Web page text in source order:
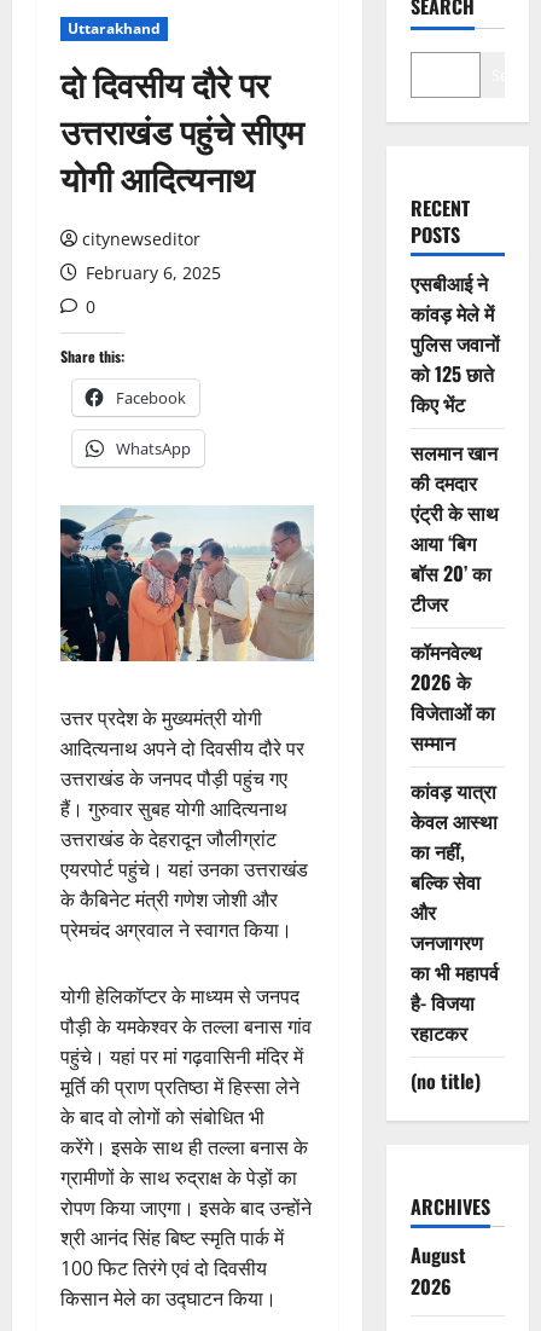
Uttarakhand
दो दिवसीय दौरे पर
उत्तराखंड पहुंचे सीएम
योगी आदित्यनाथ
citynewseditor
February 6, 2025
0
Share this:
Facebook
WhatsApp
उत्तर प्रदेश के मुख्यमंत्री योगी
आदित्यनाथ अपने दो दिवसीय दौरे पर
उत्तराखंड के जनपद पौड़ी पहुंच गए
हैं। गुरुवार सुबह योगी आदित्यनाथ
उत्तराखंड के देहरादून जौलीग्रांट
एयरपोर्ट पहुंचे। यहां उनका उत्तराखंड
के कैबिनेट मंत्री गणेश जोशी और
प्रेमचंद अग्रवाल ने स्वागत किया।
योगी हेलिकॉप्टर के माध्यम से जनपद
पौड़ी के यमकेश्वर के तल्ला बनास गांव
पहुंचे। यहां पर मां गढ़वासिनी मंदिर में
मूर्ति की प्राण प्रतिष्ठा में हिस्सा लेने
के बाद वो लोगों को संबोधित भी
करेंगे। इसके साथ ही तल्ला बनास के
ग्रामीणों के साथ रुद्राक्ष के पेड़ों का
रोपण किया जाएगा। इसके बाद उन्होंने
श्री आनंद सिंह बिष्ट स्मृति पार्क में
100 फिट तिरंगे एवं दो दिवसीय
किसान मेले का उद्घाटन किया।
SEARCH
RECENT
POSTS
एसबीआई ने
कांवड़ मेले में
पुलिस जवानों
को 125 छाते
किए भेंट
सलमान खान
की दमदार
एंट्री के साथ
आया ‘बिग
बॉस 20’ का
टीजर
कॉमनवेल्थ
2026 के
विजेताओं का
सम्मान
कांवड़ यात्रा
केवल आस्था
का नहीं,
बल्कि सेवा
और
जनजागरण
का भी महापर्व
है- विजया
रहाटकर
(no title)
ARCHIVES
August
2026